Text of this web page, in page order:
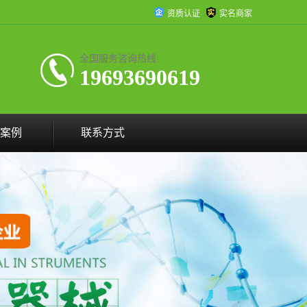
资质认证 实名商家
全国服务咨询热线:
19693690619
例 联系方式